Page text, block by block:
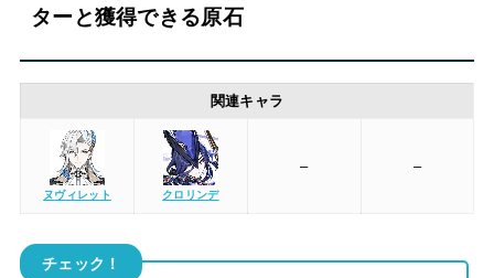
ターと獲得できる原石
関連キャラ
ヌヴィレット クロリンデ
– –
チェック！